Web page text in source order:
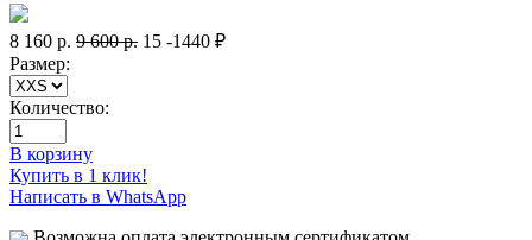
8 160 р. 9 600р. 15 -1440 ₽
Размер:
Количество:
В корзину
Купить в 1 клик!
Написать в WhatsApp